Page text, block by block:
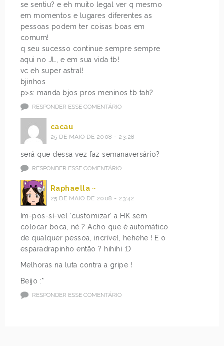
se sentiu? e eh muito legal ver q mesmo
em momentos e lugares diferentes as
pessoas podem ter coisas boas em
comum!
q seu sucesso continue sempre sempre
aqui no JL, e em sua vida tb!
vc eh super astral!
bjinhos
p>s: manda bjos pros meninos tb tah?
RESPONDER ESSE COMENTÁRIO
cacau
25 DE MAIO DE 2008 - 23:28
será que dessa vez faz semanaversário?
RESPONDER ESSE COMENTÁRIO
Raphaella ~
25 DE MAIO DE 2008 - 23:42
Im-pos-sí-vel ‘customizar’ a HK sem
colocar boca, né ? Acho que é automático
de qualquer pessoa, incrível, hehehe ! E o
esparadrapinho então ? hihihi :D
Melhoras na luta contra a gripe !
Beijo :*
RESPONDER ESSE COMENTÁRIO